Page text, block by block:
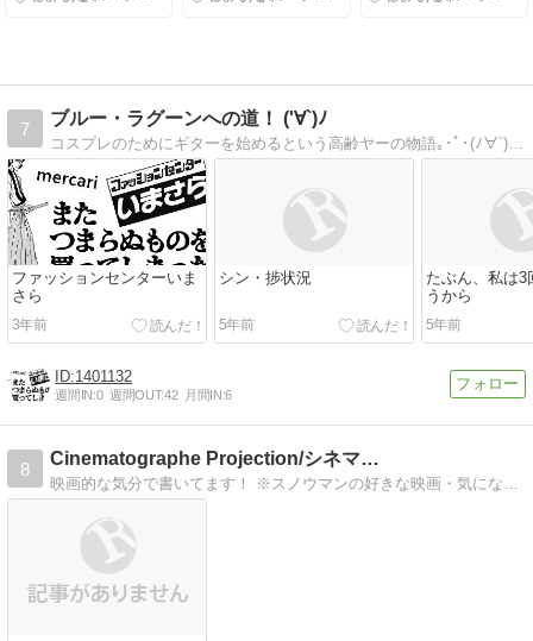
すめ洋画：モ
ンスターアク
ションスリラ
ー・ホラー】
イムサスペン
7
ブルー・ラグーンへの道！ ('∀`)ﾉ
コスプレのためにギターを始めるという高齢ヤーの物語｡･ﾟ･(ﾉ∀`)･ﾟ･｡
ファッションセンターいま
さら
3年前
シン・捗状況
5年前
たぶん、私は3
うから
5年前
1401132
週間IN:0 週間OUT:42 月間IN:6
8
Cinematographe Projection/シネマ…